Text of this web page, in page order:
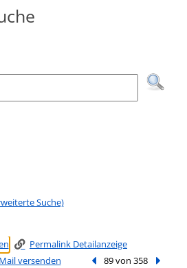
Medienart nach der Sie
Suche)
Permalink Detailanzeige
versenden
Vorheriger Treffer
89 von 358